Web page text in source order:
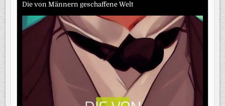
Die von Männern geschaffene Welt